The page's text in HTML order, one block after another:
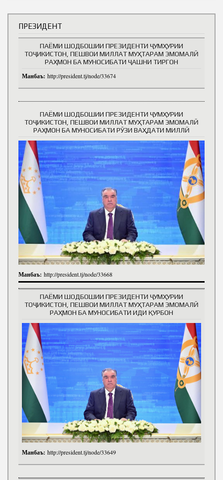
ПРЕЗИДЕНТ
ПАЁМИ ШОДБОШИИ ПРЕЗИДЕНТИ ҶУМҲУРИИ
ТОҶИКИСТОН, ПЕШВОИ МИЛЛАТ МУҲТАРАМ ЭМОМАЛӢ
РАҲМОН БА МУНОСИБАТИ ҶАШНИ ТИРГОН
Манбаъ: http://president.tj/node/33674
ПАЁМИ ШОДБОШИИ ПРЕЗИДЕНТИ ҶУМҲУРИИ
ТОҶИКИСТОН, ПЕШВОИ МИЛЛАТ МУҲТАРАМ ЭМОМАЛӢ
РАҲМОН БА МУНОСИБАТИ РӮЗИ ВАҲДАТИ МИЛЛӢ
Манбаъ: http://president.tj/node/33668
ПАЁМИ ШОДБОШИИ ПРЕЗИДЕНТИ ҶУМҲУРИИ
ТОҶИКИСТОН, ПЕШВОИ МИЛЛАТ МУҲТАРАМ ЭМОМАЛӢ
РАҲМОН БА МУНОСИБАТИ ИДИ ҚУРБОН
Манбаъ: http://president.tj/node/33649